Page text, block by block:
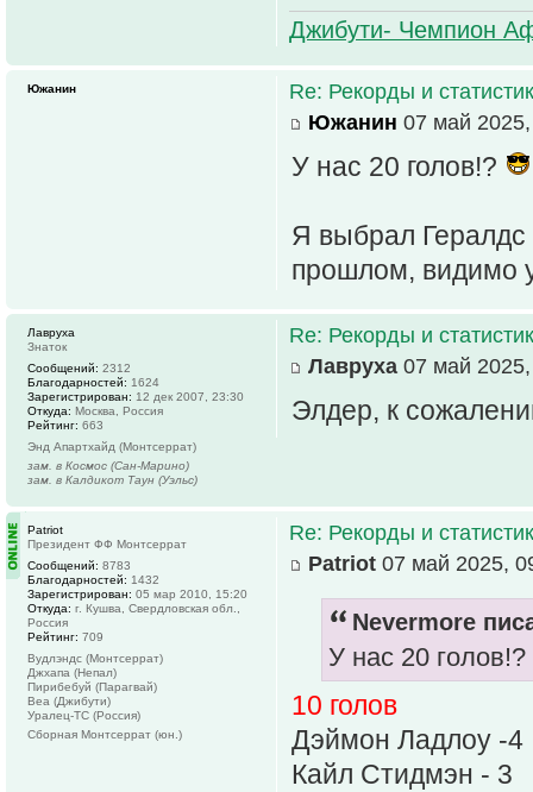
Джибути- Чемпион
Re: Рекорды и
Южанин 07 май
У нас 20 голов!?
Я выбрал Гералдс
прошлом, видимо
Южанин
Re: Рекорды и
Лавруха 07 май
Элдер, к
Лавруха
Знаток
Сообщений: 2312
Благодарностей: 1624
Зарегистрирован: 12 дек 2007, 23:30
Откуда: Москва, Россия
Рейтинг: 663
Энд Апартхайд (Монтсеррат)
зам. в Космос (Сан-Марино)
зам. в Калдикот Таун (Уэльс)
Re: Рекорды и
Patriot 07 май 2025,
Nevermore
У нас 20 голов!?
10 голов
Дэймон Ладлоу -4
Кайл Стидмэн - 3
Patriot
Президент ФФ Монтсеррат
Сообщений: 8783
Благодарностей: 1432
Зарегистрирован: 05 мар 2010, 15:20
Откуда: г. Кушва, Свердловская обл.,
Россия
Рейтинг: 709
Вудлэндс (Монтсеррат)
Джхапа (Непал)
Пирибебуй (Парагвай)
Веа (Джибути)
Уралец-ТС (Россия)
Сборная Монтсеррат (юн.)